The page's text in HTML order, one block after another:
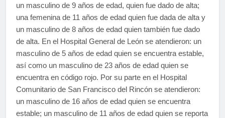
un masculino de 9 años de edad, quien fue dado de alta;
una femenina de 11 años de edad quien fue dada de alta y
un masculino de 8 años de edad quien también fue dado
de alta. En el Hospital General de León se atendieron: un
masculino de 5 años de edad quien se encuentra estable,
así como un masculino de 23 años de edad quien se
encuentra en código rojo. Por su parte en el Hospital
Comunitario de San Francisco del Rincón se atendieron:
un masculino de 16 años de edad quien se encuentra
estable; un masculino de 11 años de edad quien se reporta